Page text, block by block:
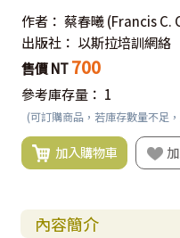
作者： 蔡春曦 (Francis C.
出版社： 以斯拉培訓網絡
售價 NT 700
參考庫存量： 1
(可訂購商品，若庫存數量不足
加入購物車
內容簡介